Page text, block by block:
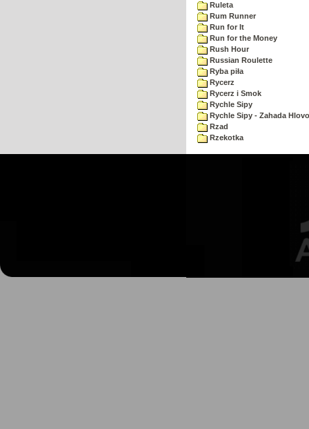
Ruleta
Rum Runner
Run for It
Run for the Money
Rush Hour
Russian Roulette
Ryba piła
Rycerz
Rycerz i Smok
Rychle Sipy
Rychle Sipy - Zahada
Rzad
Rzekotka